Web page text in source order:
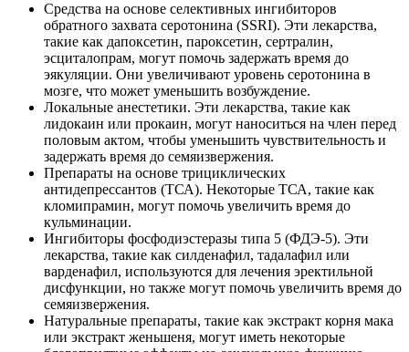
Средства на основе селективных ингибиторов
обратного захвата серотонина (SSRI). Эти лекарства,
такие как дапоксетин, пароксетин, сертралин,
эсциталопрам, могут помочь задержать время до
эякуляции. Они увеличивают уровень серотонина в
мозге, что может уменьшить возбуждение.
Локальные анестетики. Эти лекарства, такие как
лидокаин или прокаин, могут наноситься на член перед
половым актом, чтобы уменьшить чувствительность и
задержать время до семяизвержения.
Препараты на основе трициклических
антидепрессантов (ТСА). Некоторые ТСА, такие как
кломипрамин, могут помочь увеличить время до
кульминации.
Ингибиторы фосфодиэстеразы типа 5 (ФДЭ-5). Эти
лекарства, такие как силденафил, тадалафил или
варденафил, используются для лечения эректильной
дисфункции, но также могут помочь увеличить время до
семяизвержения.
Натуральные препараты, такие как экстракт корня мака
или экстракт женьшеня, могут иметь некоторые